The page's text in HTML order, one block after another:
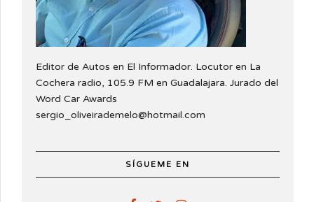
Editor de Autos en El Informador. Locutor en La
Cochera radio, 105.9 FM en Guadalajara. Jurado del
Word Car Awards
sergio_oliveirademelo@hotmail.com
SÍGUEME EN